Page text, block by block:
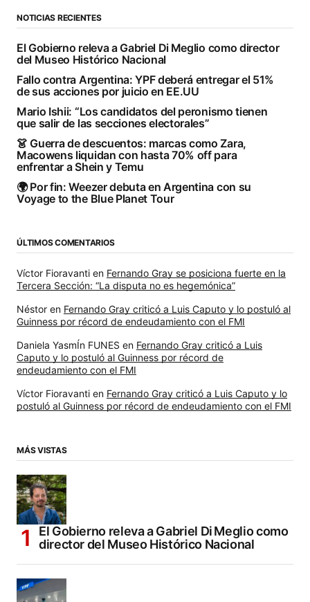
NOTICIAS RECIENTES
El Gobierno releva a Gabriel Di Meglio como director
del Museo Histórico Nacional
Fallo contra Argentina: YPF deberá entregar el 51%
de sus acciones por juicio en EE.UU
Mario Ishii: “Los candidatos del peronismo tienen
que salir de las secciones electorales”
👗 Guerra de descuentos: marcas como Zara,
Macowens liquidan con hasta 70% off para
enfrentar a Shein y Temu
🌍 Por fin: Weezer debuta en Argentina con su
Voyage to the Blue Planet Tour
ÚLTIMOS COMENTARIOS
Víctor Fioravanti en Fernando Gray se posiciona fuerte en la
Tercera Sección: “La disputa no es hegemónica”
Néstor en Fernando Gray criticó a Luis Caputo y lo postuló al
Guinness por récord de endeudamiento con el FMI
Daniela YasmÍn FUNES en Fernando Gray criticó a Luis
Caputo y lo postuló al Guinness por récord de
endeudamiento con el FMI
Víctor Fioravanti en Fernando Gray criticó a Luis Caputo y lo
postuló al Guinness por récord de endeudamiento con el FMI
MÁS VISTAS
El Gobierno releva a Gabriel Di Meglio como
director del Museo Histórico Nacional